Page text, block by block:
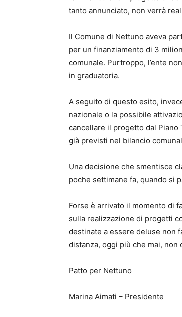
tanto annunciato, non verrà
Il Comune di Nettuno aveva
per un finanziamento di 3
comunale. Purtroppo, l’ente
in graduatoria.
A seguito di questo esito,
nazionale o la possibile
cancellare il progetto dal Piano
già previsti nel bilancio
Una decisione che smentisce
poche settimane fa, quando si
Forse è arrivato il momento di
sulla realizzazione di progetti
destinate a essere deluse non
distanza, oggi più che mai, non
Patto per Nettuno
Marina Aimati – Presidente